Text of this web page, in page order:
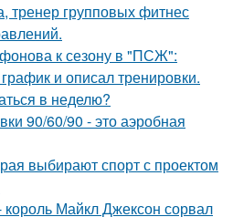
тренер групповых фитнес
к сезону в "ПСЖ":
и описал тренировки.
в неделю?
90/60/90 - это аэробная
выбирают спорт с проектом
король Майкл Джексон сорвал